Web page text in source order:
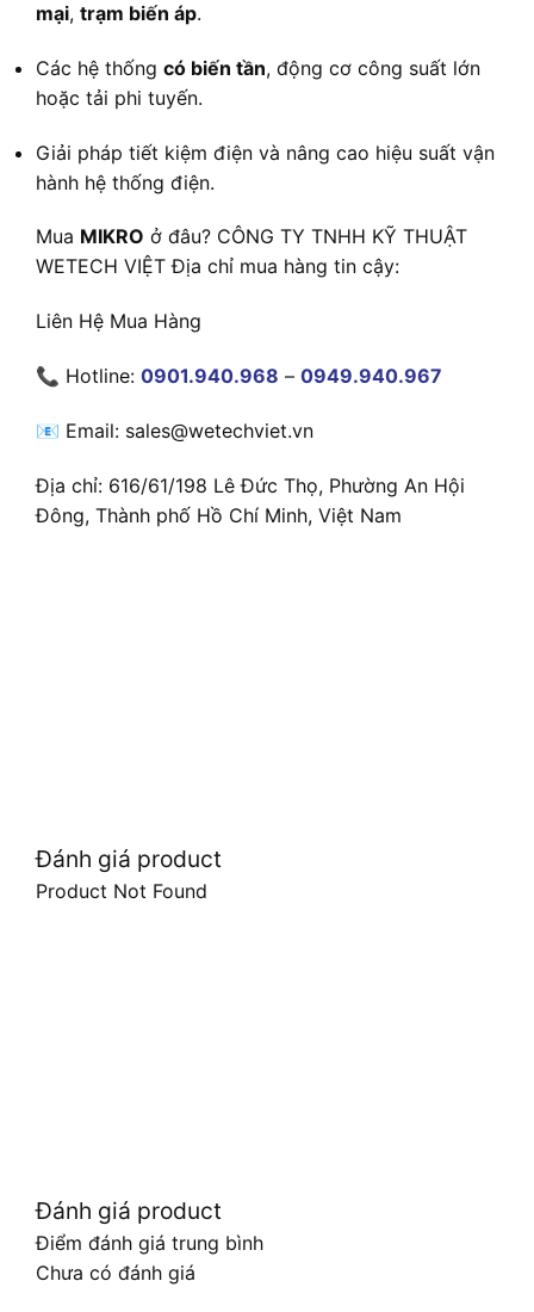
mại, trạm biến áp.
Các hệ thống có biến tần, động cơ công suất lớn
hoặc tải phi tuyến.
Giải pháp tiết kiệm điện và nâng cao hiệu suất vận
hành hệ thống điện.
Mua MIKRO ở đâu? CÔNG TY TNHH KỸ THUẬT
WETECH VIỆT Địa chỉ mua hàng tin cậy:
Liên Hệ Mua Hàng
📞 Hotline: 0901.940.968 – 0949.940.967
📧 Email: sales@wetechviet.vn
Địa chỉ: 616/61/198 Lê Đức Thọ, Phường An Hội
Đông, Thành phố Hồ Chí Minh, Việt Nam
Đánh giá product
Product Not Found
Đánh giá product
Điểm đánh giá trung bình
Chưa có đánh giá